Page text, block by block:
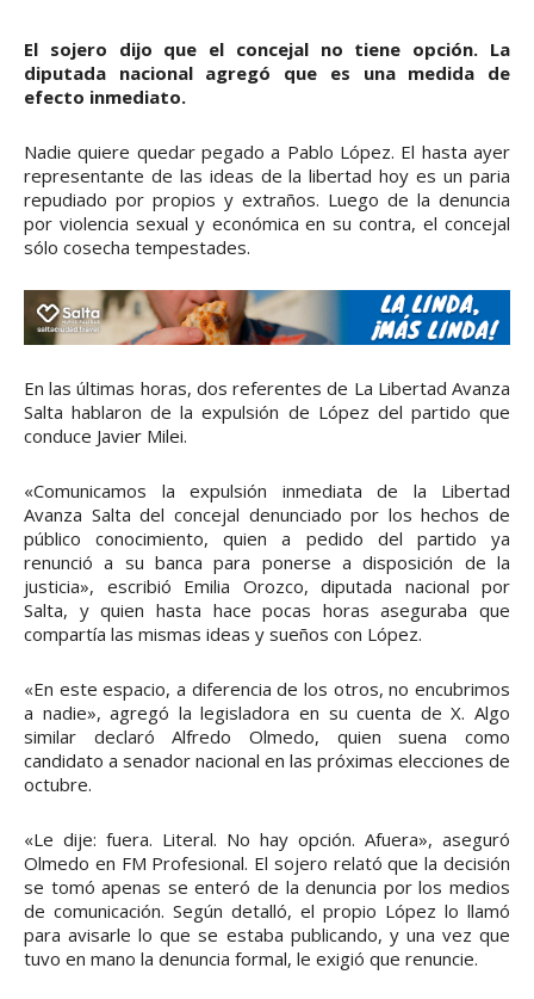
El sojero dijo que el concejal no tiene opción. La
diputada nacional agregó que es una medida de
efecto inmediato.
Nadie quiere quedar pegado a Pablo López. El hasta ayer
representante de las ideas de la libertad hoy es un paria
repudiado por propios y extraños. Luego de la denuncia
por violencia sexual y económica en su contra, el concejal
sólo cosecha tempestades.
En las últimas horas, dos referentes de La Libertad Avanza
Salta hablaron de la expulsión de López del partido que
conduce Javier Milei.
«Comunicamos la expulsión inmediata de la Libertad
Avanza Salta del concejal denunciado por los hechos de
público conocimiento, quien a pedido del partido ya
renunció a su banca para ponerse a disposición de la
justicia», escribió Emilia Orozco, diputada nacional por
Salta, y quien hasta hace pocas horas aseguraba que
compartía las mismas ideas y sueños con López.
«En este espacio, a diferencia de los otros, no encubrimos
a nadie», agregó la legisladora en su cuenta de X. Algo
similar declaró Alfredo Olmedo, quien suena como
candidato a senador nacional en las próximas elecciones de
octubre.
«Le dije: fuera. Literal. No hay opción. Afuera», aseguró
Olmedo en FM Profesional. El sojero relató que la decisión
se tomó apenas se enteró de la denuncia por los medios
de comunicación. Según detalló, el propio López lo llamó
para avisarle lo que se estaba publicando, y una vez que
tuvo en mano la denuncia formal, le exigió que renuncie.